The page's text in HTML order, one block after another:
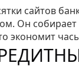
сайтов
Он
экономит